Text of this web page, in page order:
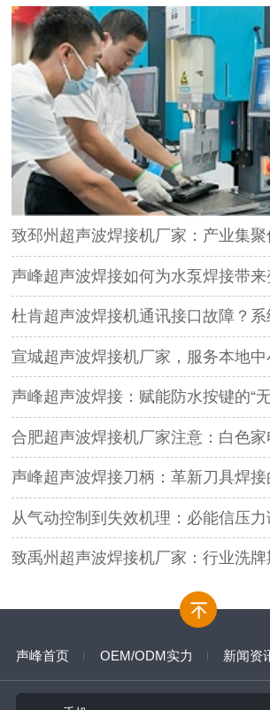
致邳州超声波焊接机厂家：产业集聚催生新机遇，声峰源
声峰超声波焊接如何为水泵焊接带
杜肯超声波焊接机通讯接口故障？系统性排查
宣城超声波焊接机厂家，服务本地中小企业集群，声峰
声峰超声波焊接：赋能防水按键的“
合肥超声波焊接机厂家注意：白色家电产业升级，声峰
声峰超声波焊接刀柄：革新刀具焊
从气动控制到失效机理：必能信压力调节阀失灵的深
致禹州超声波焊接机厂家：行业洗牌期已至，声峰源头
声峰首页 OEM/ODM实力 新闻资